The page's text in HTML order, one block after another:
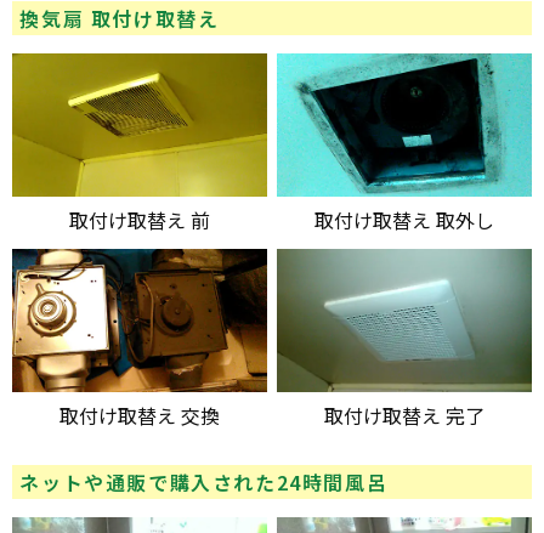
換気扇 取付け取替え
取付け取替え 前 取付け取替え 取外し
取付け取替え 交換 取付け取替え 完了
ネットや通販で購入された24時間風呂